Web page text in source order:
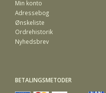
Min konto
Adressebog
Ønskeliste
Ordrehistorik
Nyhedsbrev
BETALINGSMETODER